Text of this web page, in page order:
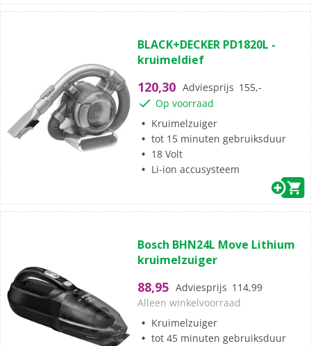
van
de
sterren.
BLACK+DECKER PD1820L -
kruimeldief
120,30 Adviesprijs 155,-
Op voorraad
Kruimelzuiger
tot 15 minuten gebruiksduur
18 Volt
Li-ion accusysteem
van
de
sterren.
15
beoordelingen
Bosch BHN24L Move Lithium
kruimelzuiger
88,95 Adviesprijs 114,99
Alleen winkelvoorraad
Kruimelzuiger
tot 45 minuten gebruiksduur